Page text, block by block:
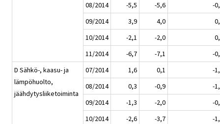
08/2014
-5,5 -5,6
-
09/2014
3,9 4,0
10/2014
-2,1 -2,0
11/2014
-6,7 -7,1
-
D Sähkö-, kaasu- ja
lämpöhuolto,
jäähdytysliiketoiminta
07/2014 1,6 0,1
-
08/2014
0,3 -0,9
-
09/2014
-1,3 -2,0
-
10/2014
-2,6 -3,7
-